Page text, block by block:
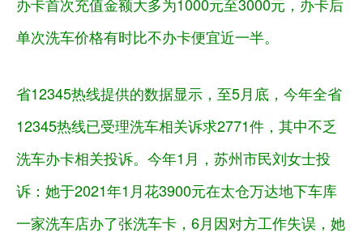
单次洗车价格有时比不办卡便宜近一半。
省12345热线提供的数据显示，至5月底，今年全省
12345热线已受理洗车相关诉求2771件，其中不乏
洗车办卡相关投诉。今年1月，苏州市民刘女士投
诉：她于2021年1月花3900元在太仓万达地下车库
一家洗车店办了张洗车卡，6月因对方工作失误，她